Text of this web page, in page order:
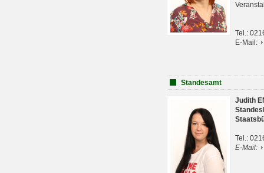
Tel.:
E-Mail:
Standesamt
Judith
Tel.:
E-Mail: